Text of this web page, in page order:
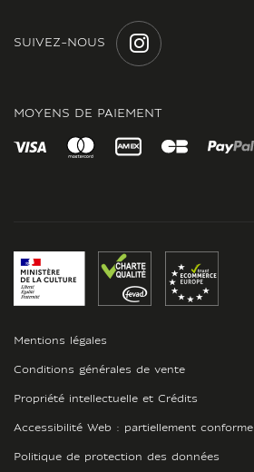
SUIVEZ-NOUS
MOYENS DE PAIEMENT
Mentions légales
Conditions générales de vente
Propriété intellectuelle et Crédits
Accessibilité Web : partiellement conforme
Politique de protection des données